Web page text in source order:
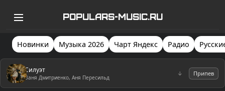
POPULARS-MUSIC.RU
Новинки Музыка 2026 Чарт Яндекс Радио
Силуэт
Ваня Дмитриенко, Аня Пересильд
↓ Припев